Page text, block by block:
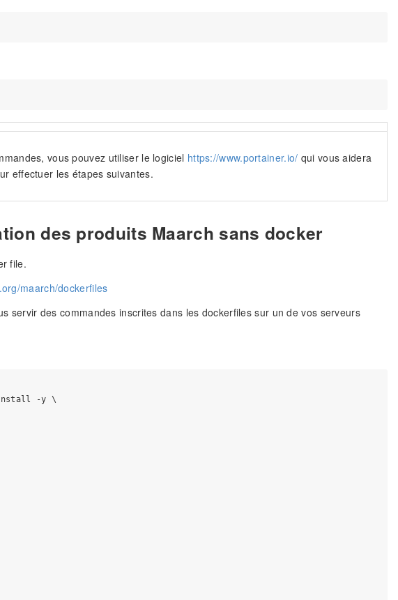
vous pouvez utiliser le logiciel https://www.portainer.io/ qui vous aidera
effectuer les étapes suivantes.
des produits Maarch sans docker
file.
maarch/dockerfiles
servir des commandes inscrites dans les dockerfiles sur un de vos serveurs
install -y \